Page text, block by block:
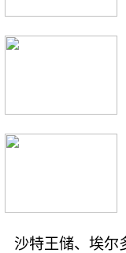
沙特王储、埃尔